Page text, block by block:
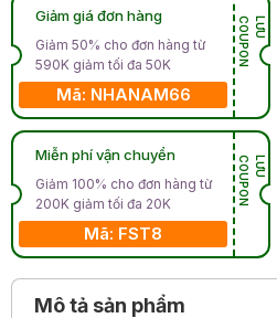
Giảm giá đơn hàng
Giảm 50% cho đơn hàng từ
590K giảm tối đa 50K
Mã: NHANAM66
L
Ư
U
C
O
U
P
O
N
Miễn phí vận chuyển
Giảm 100% cho đơn hàng từ
200K giảm tối đa 20K
Mã: FST8
L
Ư
U
C
O
U
P
O
N
Mô tả sản phẩm